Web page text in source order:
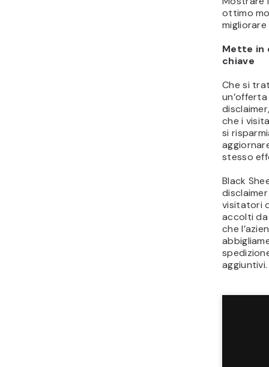
ottimo
Mette in
chiave
Che si
che i
si
stesso
Black
visitatori
accolti da
che
aggiuntivi.